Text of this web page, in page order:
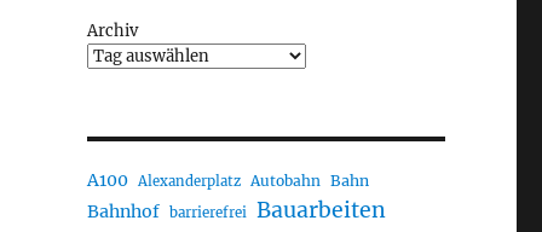
Archiv
A100 Alexanderplatz Autobahn Bahn
Bahnhof barrierefrei Bauarbeiten